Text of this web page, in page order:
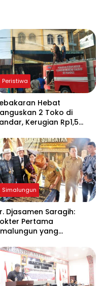
Peristiwa
Hebat
2 Toko di
Kerugian Rp1,5
Maut
Simalungun
Djasamen Saragih:
Pertama
yang
Sakit dan Makam
Kesehatan